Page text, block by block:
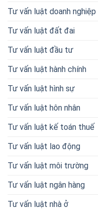
Tư vấn luật doanh nghiệp
Tư vấn luật đất đai
Tư vấn luật đầu tư
Tư vấn luật hành chính
Tư vấn luật hình sự
Tư vấn luật hôn nhân
Tư vấn luật kế toán thuế
Tư vấn luật lao động
Tư vấn luật môi trường
Tư vấn luật ngân hàng
Tư vấn luật nhà ở